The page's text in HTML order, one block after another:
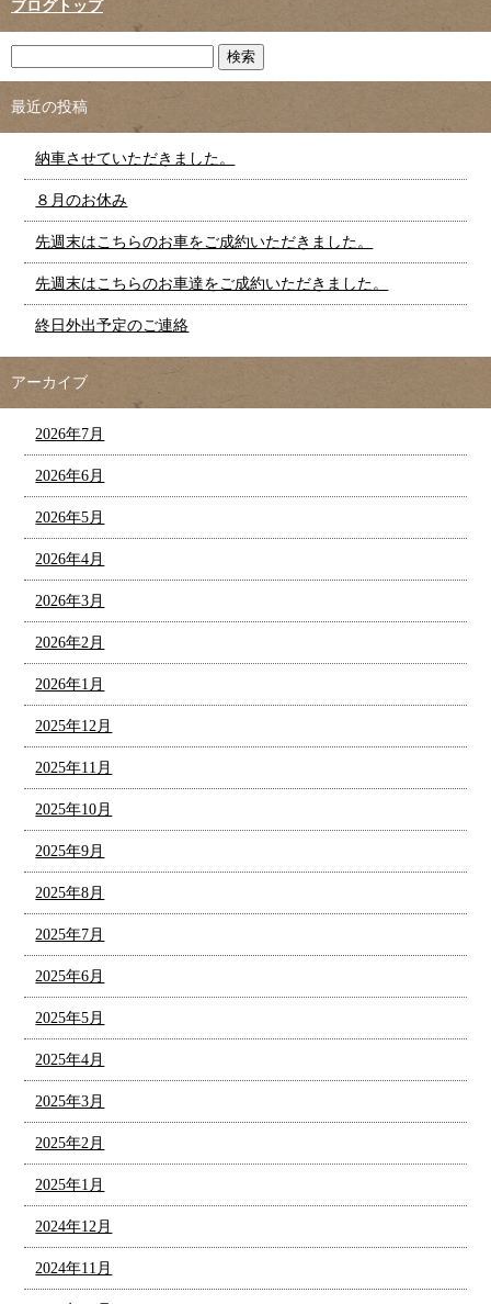
ブログトップ
最近の投稿
納車させていただきました。
８月のお休み
先週末はこちらのお車をご成約いただきました。
先週末はこちらのお車達をご成約いただきました。
終日外出予定のご連絡
アーカイブ
2026年7月
2026年6月
2026年5月
2026年4月
2026年3月
2026年2月
2026年1月
2025年12月
2025年11月
2025年10月
2025年9月
2025年8月
2025年7月
2025年6月
2025年5月
2025年4月
2025年3月
2025年2月
2025年1月
2024年12月
2024年11月